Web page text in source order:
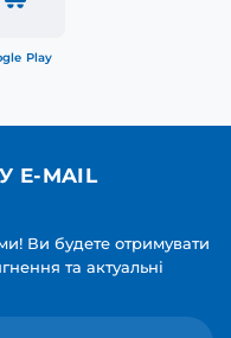
Play
E-MAIL
Ви будете отримувати
та актуальні